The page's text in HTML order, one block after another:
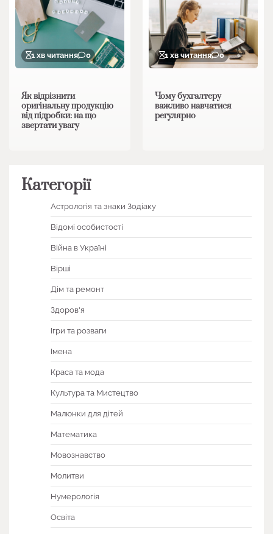
1 хв читання 0
Як відрізнити
оригінальну продукцію
від підробки: на що
звертати увагу
1 хв читання 0
Чому бухгалтеру
важливо навчатися
регулярно
Категорії
Астрологія та знаки Зодіаку
Відомі особистості
Війна в Україні
Вірші
Дім та ремонт
Здоров'я
Ігри та розваги
Імена
Краса та мода
Культура та Мистецтво
Малюнки для дітей
Математика
Мовознавство
Молитви
Нумерологія
Освіта